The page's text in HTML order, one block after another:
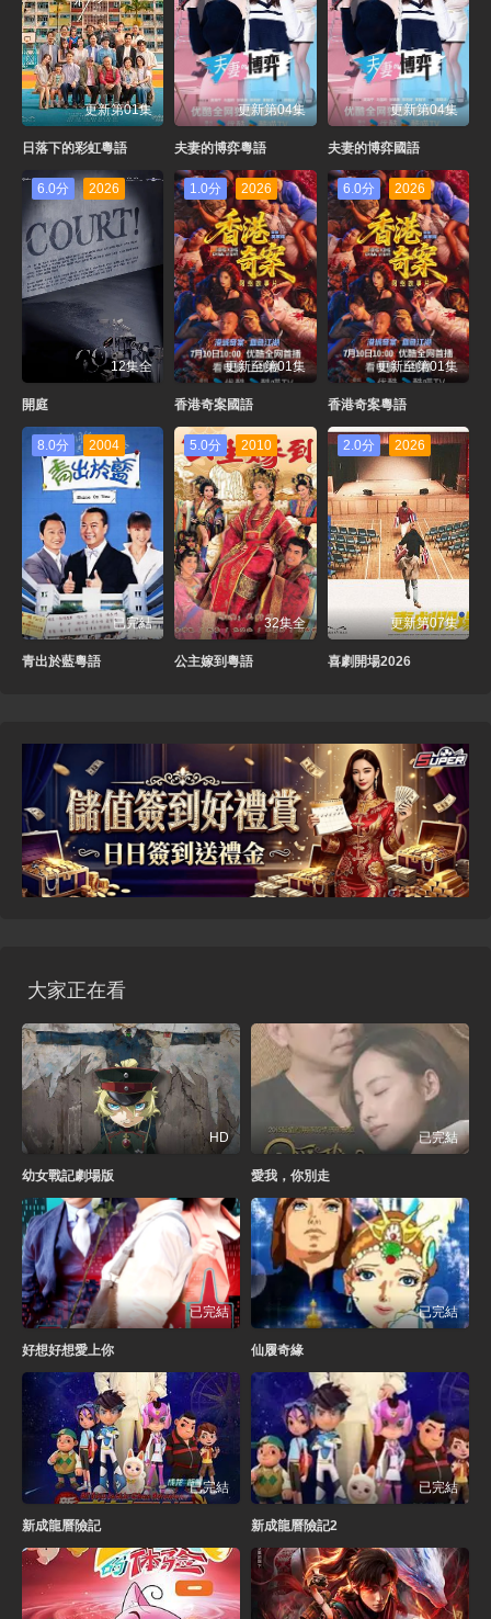
更新第01集
日落下的彩虹粵語
更新第04集
夫妻的博弈粵語
更新第04集
夫妻的博弈國語
6.0分 2026
12集全
開庭
1.0分 2026
更新至第01集
香港奇案國語
6.0分 2026
更新至第01集
香港奇案粵語
8.0分 2004
已完結
青出於藍粵語
5.0分 2010
32集全
公主嫁到粵語
2.0分 2026
更新第07集
喜劇開場2026
大家正在看
HD
幼女戰記劇場版
已完結
愛我，你別走
已完結
好想好想愛上你
已完結
仙履奇緣
已完結
新成龍曆險記
已完結
新成龍曆險記2